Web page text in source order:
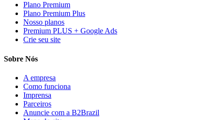
Plano Premium
Plano Premium Plus
Nosso planos
Premium PLUS + Google Ads
Crie seu site
Sobre Nós
A empresa
Como funciona
Imprensa
Parceiros
Anuncie com a B2Brazil